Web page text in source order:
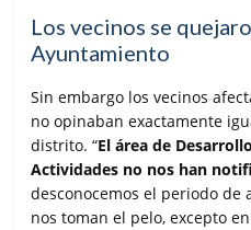
Los vecinos se
Ayuntamiento
Sin embargo los vecinos
no opinaban exactamente
distrito. “El área de
Actividades no nos han
desconocemos el periodo de
nos toman el pelo, excepto